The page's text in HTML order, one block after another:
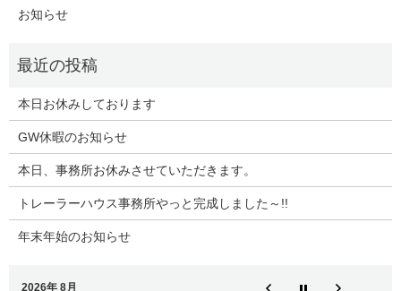
お知らせ
本日お休みしております
GW休暇のお知らせ
本日、事務所お休みさせていただきます。
トレーラーハウス事務所やっと完成しました～!!
年末年始のお知らせ
2026年 8月